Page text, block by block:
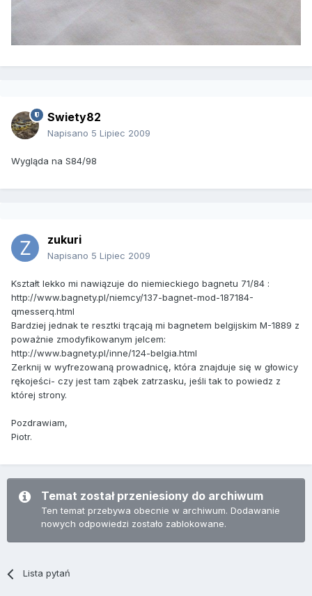
Swiety82
Napisano 5 Lipiec 2009
Wygląda na S84/98
zukuri
Napisano 5 Lipiec 2009
Kształt lekko mi nawiązuje do niemieckiego bagnetu 71/84 :
http://www.bagnety.pl/niemcy/137-bagnet-mod-187184-
qmesserq.html
Bardziej jednak te resztki trącają mi bagnetem belgijskim M-1889 z
poważnie zmodyfikowanym jelcem:
http://www.bagnety.pl/inne/124-belgia.html
Zerknij w wyfrezowaną prowadnicę, która znajduje się w głowicy
rękojeści- czy jest tam ząbek zatrzasku, jeśli tak to powiedz z
której strony.
Pozdrawiam,
Piotr.
Temat został przeniesiony do archiwum
Ten temat przebywa obecnie w archiwum. Dodawanie
nowych odpowiedzi zostało zablokowane.
Lista pytań